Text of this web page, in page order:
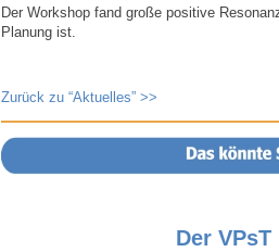
Der Workshop fand große positive
Planung ist.
Zurück zu “Aktuelles” >>
Der VPsT